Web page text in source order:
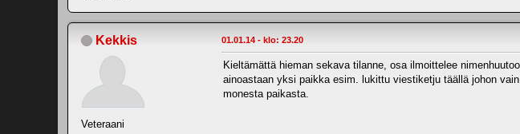
Kekkis
Veteraani
01.01.14 - klo: 23.20
Kieltämättä hieman sekava tilanne, osa ilmoittelee
ainoastaan yksi paikka esim. lukittu viestiketju täällä johon
monesta paikasta.